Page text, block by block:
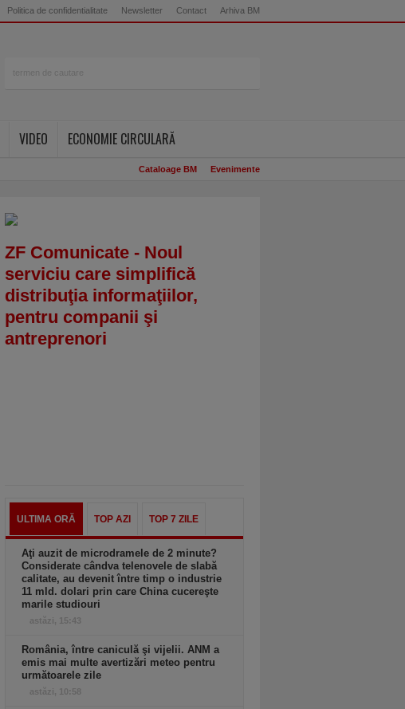
Politica de confidentialitate Newsletter Contact Arhiva BM
VIDEO
ECONOMIE CIRCULARĂ
Cataloage BM Evenimente
ZF Comunicate - Noul
serviciu care simplifică
distribuţia informaţiilor,
pentru companii şi
antreprenori
ULTIMA ORĂ TOP AZI TOP 7 ZILE
Aţi auzit de microdramele de 2 minute?
Considerate cândva telenovele de slabă
calitate, au devenit între timp o industrie
11 mld. dolari prin care China cucereşte
marile studiouri
astăzi, 15:43
România, între caniculă şi vijelii. ANM a
emis mai multe avertizări meteo pentru
următoarele zile
astăzi, 10:58